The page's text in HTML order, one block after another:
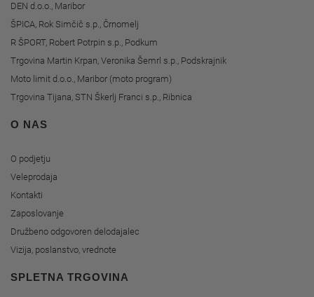
DEN d.o.o., Maribor
ŠPICA, Rok Simčič s.p., Črnomelj
R ŠPORT, Robert Potrpin s.p., Podkum
Trgovina Martin Krpan, Veronika Šemrl s.p., Podskrajnik
Moto limit d.o.o., Maribor (moto program)
Trgovina Tijana, STN Škerlj Franci s.p., Ribnica
O NAS
O podjetju
Veleprodaja
Kontakti
Zaposlovanje
Družbeno odgovoren delodajalec
Vizija, poslanstvo, vrednote
SPLETNA TRGOVINA